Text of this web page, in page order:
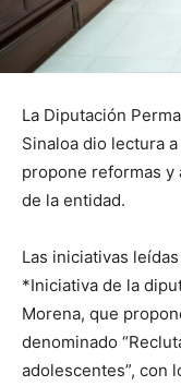
La Diputación
Sinaloa dio lectura
propone reformas y
de la entidad.
Las iniciativas
*Iniciativa de la
Morena, que
denominado
adolescentes”, con